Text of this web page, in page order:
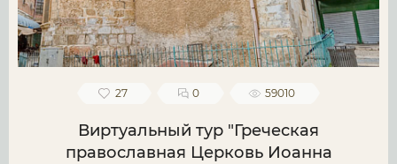
27 0 59010
Виртуальный тур "Греческая
православная Церковь Иоанна